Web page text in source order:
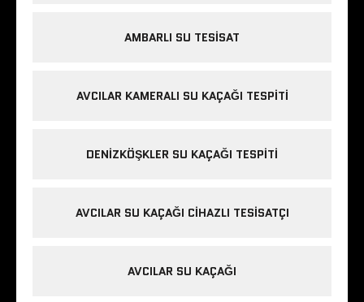
AMBARLI SU TESISAT
AVCILAR KAMERALI SU KAÇAĞI TESPITI
DENIZKÖŞKLER SU KAÇAĞI TESPITI
AVCILAR SU KAÇAĞI CIHAZLI TESISATÇI
AVCILAR SU KAÇAĞI